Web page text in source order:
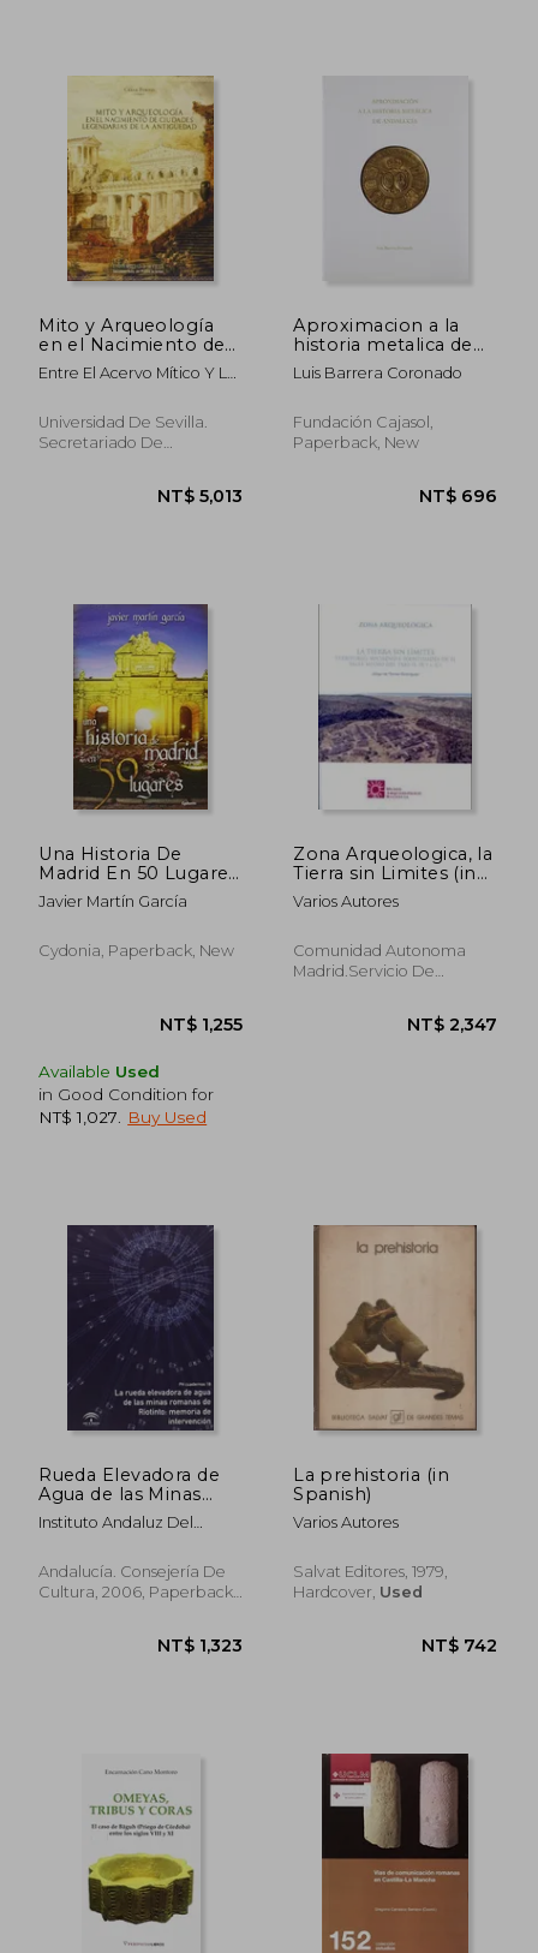
Mito y Arqueología
en el Nacimiento de
Ciudades Legendarias
de la Antigüedad: I
Nacimiento de las
Ciudades en la
de 2011, en Sevilla (in
Entre El Acervo Mítico Y La
Jornadas "El Nacimiento
De Las Ciudades En La
Antigüedad Clásica
Universidad De Sevilla.
Secretariado De
Edition, Paperback,Used
NT$ 5,013
Aproximacion a la
historia metalica de
Andalucía (in Spanish)
Luis Barrera Coronado
Fundación Cajasol,
Paperback, New
NT$
Una Historia De
Madrid En 50 Lugares
(in Spanish)
Javier Martín García
Cydonia, Paperback, New
Available Used
in Good Condition for
NT$ 1,027
Buy Used
Zona Arqueologica, la
Tierra sin Limites (in
Spanish)
Varios Autores
Comunidad Autonoma
Madrid.Servicio De
Rueda Elevadora de
Agua de las Minas
Romanas de Riotinto
(in Spanish)
Instituto Andaluz Del
Andalucía. Consejería De
Cultura, 2006, Paperback,
La prehistoria (in
Spanish)
Varios Autores
Salvat Editores, 1979,
Hardcover, Used